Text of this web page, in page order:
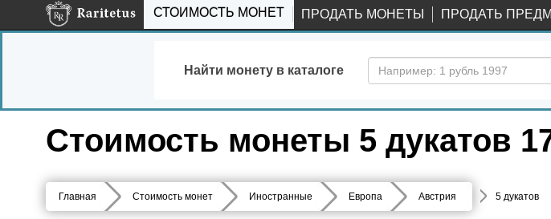
СТОИМОСТЬ МОНЕТ ПРОДАТЬ МОНЕТЫ ПРОДАТЬ
Найти монету в каталоге
Стоимость монеты 5 дукатов
Главная Стоимость монет Иностранные Европа Австрия 5 дукатов